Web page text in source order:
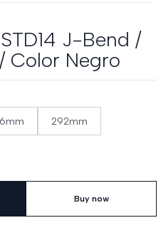
J-Bend /
Color Negro
292mm
Buy now